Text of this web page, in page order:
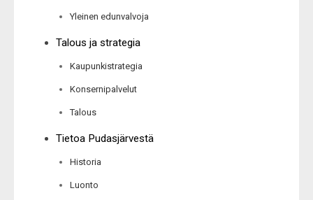
Yleinen edunvalvoja
Talous ja strategia
Kaupunkistrategia
Konsernipalvelut
Talous
Tietoa Pudasjärvestä
Historia
Luonto